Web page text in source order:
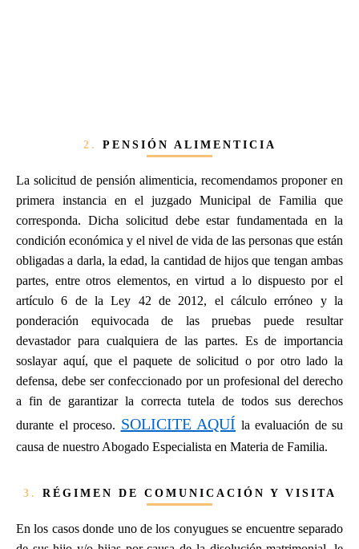
2. PENSIÓN ALIMENTICIA
La solicitud de pensión alimenticia, recomendamos proponer en
primera instancia en el juzgado Municipal de Familia que
corresponda. Dicha solicitud debe estar fundamentada en la
condición económica y el nivel de vida de las personas que están
obligadas a darla, la edad, la cantidad de hijos que tengan ambas
partes, entre otros elementos, en virtud a lo dispuesto por el
artículo 6 de la Ley 42 de 2012, el cálculo erróneo y la
ponderación equivocada de las pruebas puede resultar
devastador para cualquiera de las partes. Es de importancia
soslayar aquí, que el paquete de solicitud o por otro lado la
defensa, debe ser confeccionado por un profesional del derecho
a fin de garantizar la correcta tutela de todos sus derechos
durante el proceso. SOLICITE AQUÍ la evaluación de su
causa de nuestro Abogado Especialista en Materia de Familia.
3. RÉGIMEN DE COMUNICACIÓN Y VISITA
En los casos donde uno de los conyugues se encuentre separado